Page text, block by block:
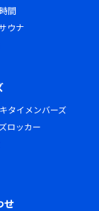
間
ウナ
タイメンバーズ
ロッカー
せ